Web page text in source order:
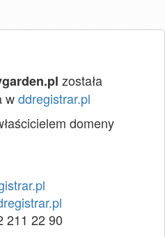
została
wddregistrar.pl
domeny
211 22 90